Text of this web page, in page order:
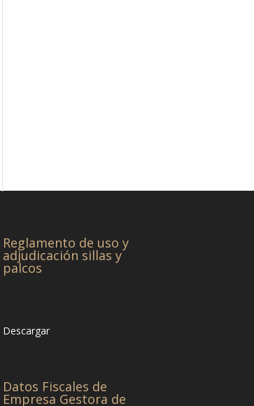
Reglamento de uso y
adjudicación sillas y
palcos
Descargar
Datos Fiscales de
Empresa Gestora de